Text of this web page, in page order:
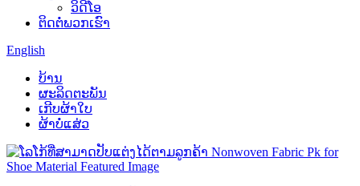
ວິດີໂອ
ຕິດຕໍ່ພວກເຮົາ
English
ບ້ານ
ຜະລິດຕະພັນ
ເກີບຜ້າໃບ
ຜ້າບໍ່ແສ່ວ